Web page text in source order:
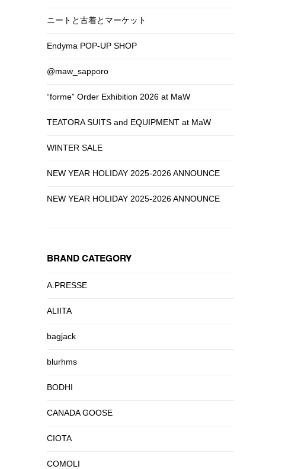
ニートと古着とマーケット
Endyma POP-UP SHOP
@maw_sapporo
“forme” Order Exhibition 2026 at MaW
TEATORA SUITS and EQUIPMENT at MaW
WINTER SALE
NEW YEAR HOLIDAY 2025-2026 ANNOUNCE
NEW YEAR HOLIDAY 2025-2026 ANNOUNCE
BRAND CATEGORY
A.PRESSE
ALIITA
bagjack
blurhms
BODHI
CANADA GOOSE
CIOTA
COMOLI